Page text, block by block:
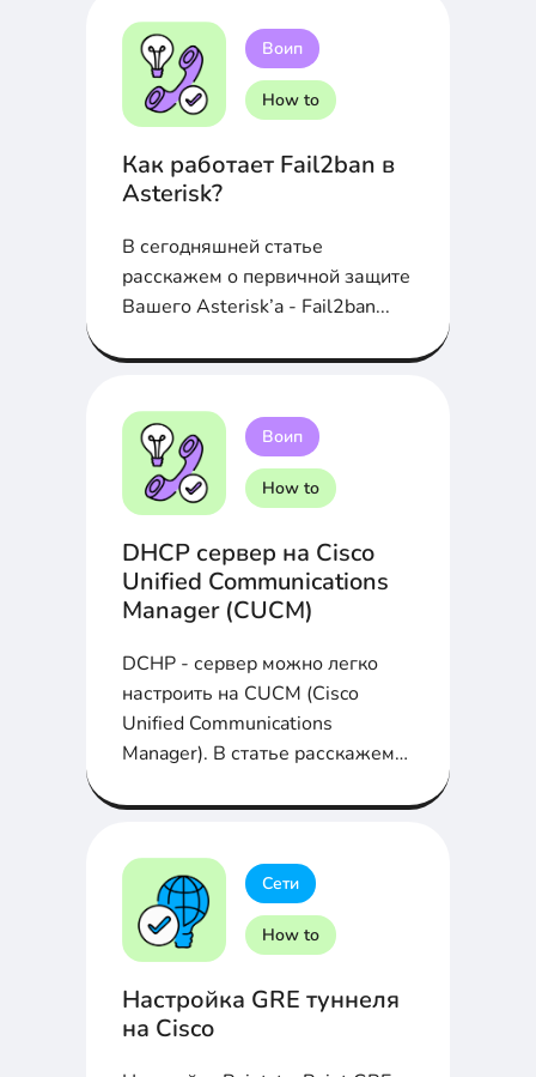
Воип
How to
Как работает Fail2ban в
Asterisk?
В сегодняшней статье
расскажем о первичной защите
Вашего Asterisk’a - Fail2ban...
Воип
How to
DHCP сервер на Cisco
Unified Communications
Manager (CUCM)
DCHP - сервер можно легко
настроить на CUCM (Cisco
Unified Communications
Manager). В статье расскажем
Сети
How to
Настройка GRE туннеля
на Cisco